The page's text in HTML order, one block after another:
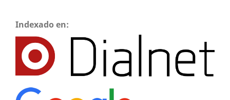
Indexado en: